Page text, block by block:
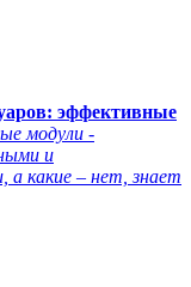
эффективные
модули -
и
а какие – нет, знает